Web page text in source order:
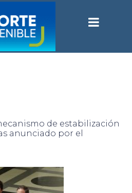
de estabilización
anunciado por el